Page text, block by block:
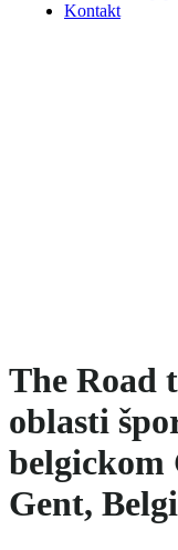
Kontakt
The Road
oblasti
belgickom
Gent,